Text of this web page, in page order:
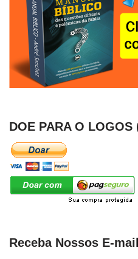
DOE PARA O LOGOS
Receba Nossos E-